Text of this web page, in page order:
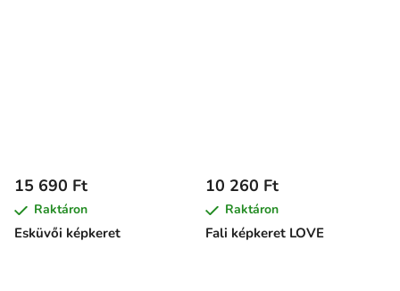
Esküvői képkeret
15 690 Ft
Raktáron
Fali képkeret LOVE
10 260 Ft
Raktáron